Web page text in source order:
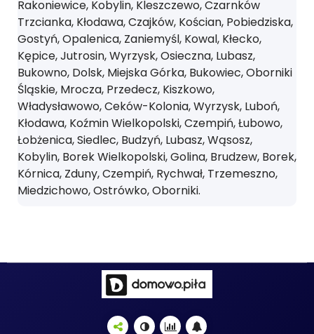
Rakoniewice, Kobylin, Kleszczewo, Czarnków
Trzcianka, Kłodawa, Czajków, Kościan, Pobiedziska,
Gostyń, Opalenica, Zaniemyśl, Kowal, Kłecko,
Kępice, Jutrosin, Wyrzysk, Osieczna, Lubasz,
Bukowno, Dolsk, Miejska Górka, Bukowiec, Oborniki
Śląskie, Mrocza, Przedecz, Kiszkowo,
Władysławowo, Ceków-Kolonia, Wyrzysk, Luboń,
Kłodawa, Koźmin Wielkopolski, Czempiń, Łubowo,
Łobżenica, Siedlec, Budzyń, Lubasz, Wąsosz,
Kobylin, Borek Wielkopolski, Golina, Brudzew, Borek,
Kórnica, Zduny, Czempiń, Rychwał, Trzemeszno,
Miedzichowo, Ostrówko, Oborniki.